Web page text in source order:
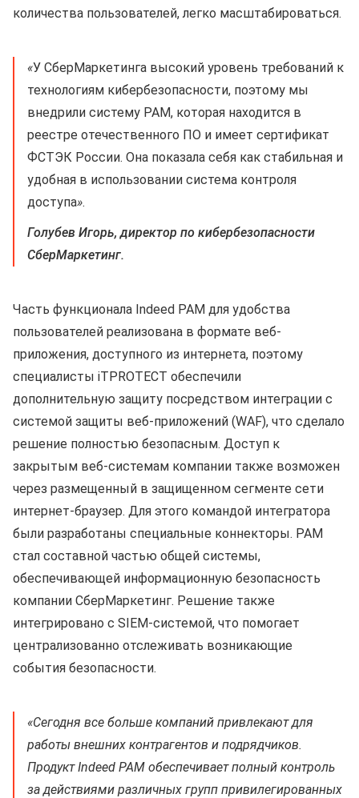
количества пользователей, легко масштабироваться.
«У СберМаркетинга высокий уровень требований к
технологиям кибербезопасности, поэтому мы
внедрили систему PAM, которая находится в
реестре отечественного ПО и имеет сертификат
ФСТЭК России. Она показала себя как стабильная и
удобная в использовании система контроля
доступа».
Голубев Игорь, директор по кибербезопасности
СберМаркетинг.
Часть функционала Indeed PAM для удобства
пользователей реализована в формате веб-
приложения, доступного из интернета, поэтому
специалисты iTPROTECT обеспечили
дополнительную защиту посредством интеграции с
системой защиты веб-приложений (WAF), что сделало
решение полностью безопасным. Доступ к
закрытым веб-системам компании также возможен
через размещенный в защищенном сегменте сети
интернет-браузер. Для этого командой интегратора
были разработаны специальные коннекторы. PAM
стал составной частью общей системы,
обеспечивающей информационную безопасность
компании СберМаркетинг. Решение также
интегрировано с SIEM-системой, что помогает
централизованно отслеживать возникающие
события безопасности.
«Cегодня все больше компаний привлекают для
работы внешних контрагентов и подрядчиков.
Продукт Indeed PAM обеспечивает полный контроль
за действиями различных групп привилегированных